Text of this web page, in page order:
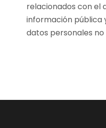
relacionados con el
información pública
datos personales no